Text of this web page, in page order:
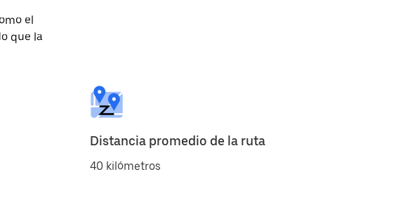
el
que la
Distancia promedio de la ruta
40 kilómetros